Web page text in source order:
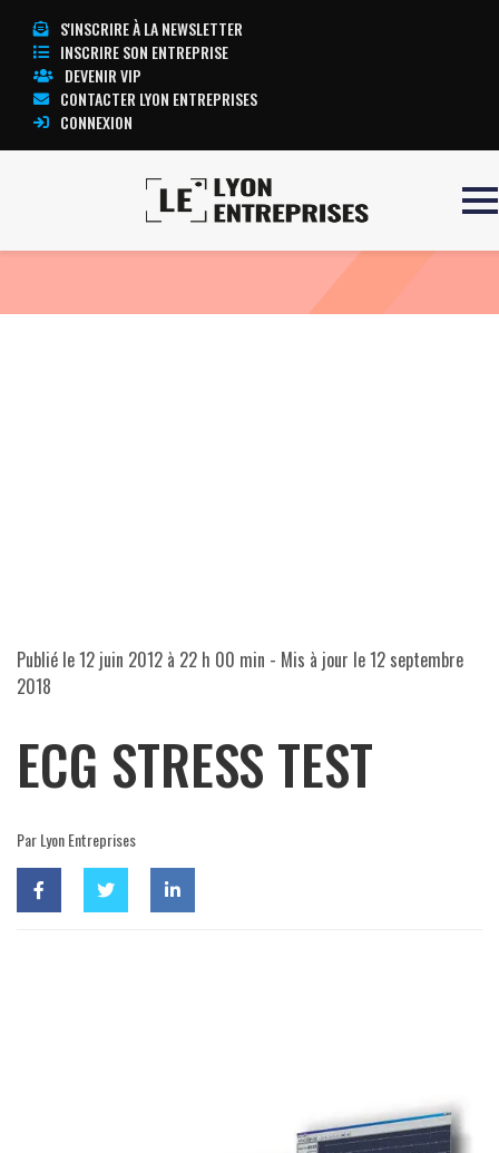
S'INSCRIRE À LA NEWSLETTER
INSCRIRE SON ENTREPRISE
DEVENIR VIP
CONTACTER LYON ENTREPRISES
CONNEXION
Publié le12 juin 2012 à 22 h 00 min - Mis à jour le12 septembre
2018
ECG STRESS TEST
Par Lyon Entreprises